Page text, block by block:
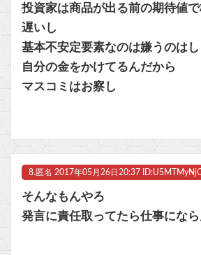
投資家は商品が出る前の期待値
遅いし
基本不安定要素なのは嫌うのは
自分の金をかけてるんだから
マスコミはお察し
8. 匿名 2017年05月26日20:37
そんなもんやろ
発言に責任取ってたら仕事にな